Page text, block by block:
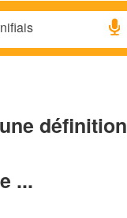
définition
...